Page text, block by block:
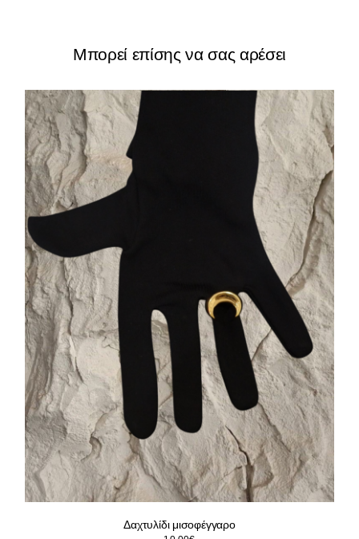
Μπορεί επίσης να σας αρέσει
Δαχτυλίδι μισοφέγγαρο